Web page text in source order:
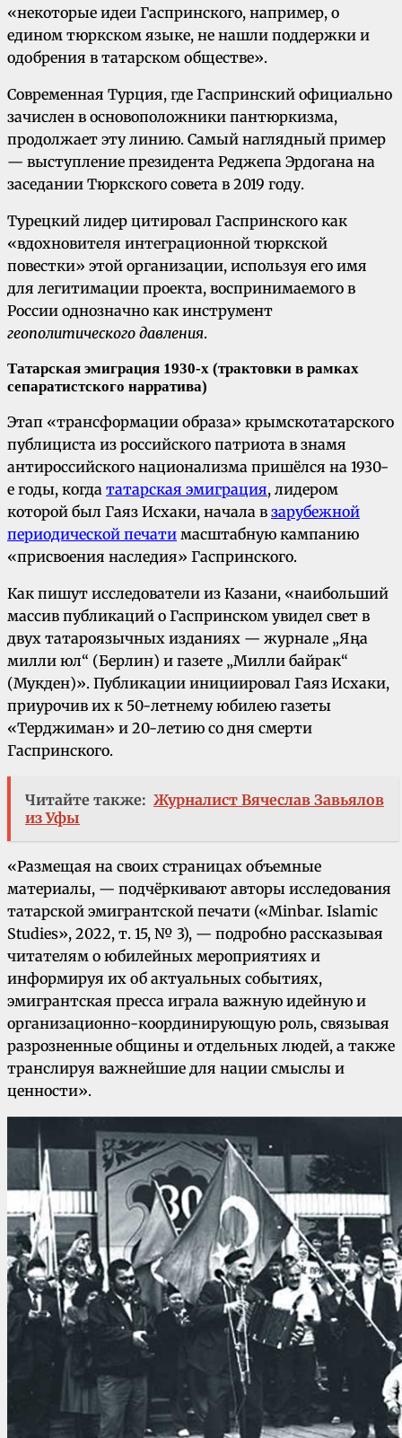
«некоторые идеи Гаспринского, например, о
едином тюркском языке, не нашли поддержки и
одобрения в татарском обществе».
Современная Турция, где Гаспринский официально
зачислен в основоположники пантюркизма,
продолжает эту линию. Самый наглядный пример
— выступление президента Реджепа Эрдогана на
заседании Тюркского совета в 2019 году.
Турецкий лидер цитировал Гаспринского как
«вдохновителя интеграционной тюркской
повестки» этой организации, используя его имя
для легитимации проекта, воспринимаемого в
России однозначно как инструмент
геополитического давления.
Татарская эмиграция 1930-х (трактовки в рамках
сепаратистского нарратива)
Этап «трансформации образа» крымскотатарского
публициста из российского патриота в знамя
антироссийского национализма пришёлся на 1930-
е годы, когда татарская эмиграция, лидером
которой был Гаяз Исхаки, начала в зарубежной
периодической печати масштабную кампанию
«присвоения наследия» Гаспринского.
Как пишут исследователи из Казани, «наибольший
массив публикаций о Гаспринском увидел свет в
двух татароязычных изданиях — журнале „Яңа
милли юл“ (Берлин) и газете „Милли байрак“
(Мукден)». Публикации инициировал Гаяз Исхаки,
приурочив их к 50-летнему юбилею газеты
«Терджиман» и 20-летию со дня смерти
Гаспринского.
Читайте также: Журналист Вячеслав Завьялов
из Уфы
«Размещая на своих страницах объемные
материалы, — подчёркивают авторы исследования
татарской эмигрантской печати («Minbar. Islamic
Studies», 2022, т. 15, № 3), — подробно рассказывая
читателям о юбилейных мероприятиях и
информируя их об актуальных событиях,
эмигрантская пресса играла важную идейную и
организационно-координирующую роль, связывая
разрозненные общины и отдельных людей, а также
транслируя важнейшие для нации смыслы и
ценности».